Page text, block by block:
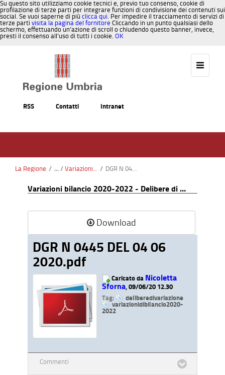
Su questo sito utilizziamo cookie tecnici e, previo tuo consenso, cookie di
profilazione di terze parti per integrare funzioni di condivisione dei contenuti sui
social. Se vuoi saperne di più clicca qui. Per impedire il tracciamento di servizi di
terze parti visita la pagina del fornitore Cliccando in un punto qualsiasi dello
schermo, effettuando un’azione di scroll o chiudendo questo banner, invece,
presti il consenso all’uso di tutti i cookie. OK
RSS Contatti Intranet
La Regione / Variazioni bilancio 2023-2025 - Determine di variazione / DGR N 0445 DEL 04 06 2020.pdf
Variazioni bilancio 2020-2022 - Delibere di variazione
Download
DGR N 0445 DEL 04 06
2020.pdf
Caricato da Nicoletta
Sforna, 09/06/20 12.30
Tag:
deliberedivariazione
variazionidibilancio2020-
2022
Commenti